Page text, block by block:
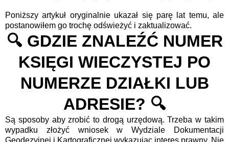
Poniższy artykuł oryginalnie ukazał się parę lat temu, ale
postanowiłem go trochę odświeżyć i zaktualizować.
🔍 GDZIE ZNALEŹĆ NUMER
KSIĘGI WIECZYSTEJ PO
NUMERZE DZIAŁKI LUB
ADRESIE? 🔍
Są sposoby aby zrobić to drogą urzędową. Trzeba w takim
wypadku złożyć wniosek w Wydziale Dokumentacji